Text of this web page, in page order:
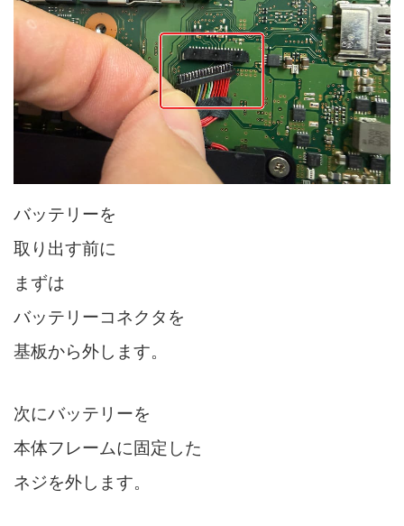
バッテリーを
取り出す前に
まずは
バッテリーコネクタを
基板から外します。
次にバッテリーを
本体フレームに固定した
ネジを外します。